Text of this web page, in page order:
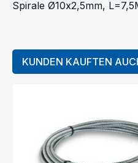
Spirale Ø10x2,5mm,
KUNDEN KAUFTEN